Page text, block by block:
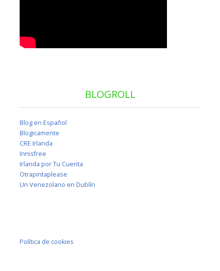
BLOGROLL
Blog en Español
Blogicamente
CRE Irlanda
Innisfree
Irlanda por Tu Cuenta
Otrapintaplease
Un Venezolano en Dublín
Política de cookies